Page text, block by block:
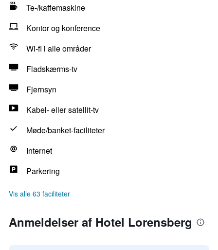
Te-/kaffemaskine
Kontor og konference
Wi-fi i alle områder
Fladskærms-tv
Fjernsyn
Kabel- eller satellit-tv
Møde/banket-faciliteter
Internet
Parkering
Vis alle 63 faciliteter
Anmeldelser af Hotel Lorensberg